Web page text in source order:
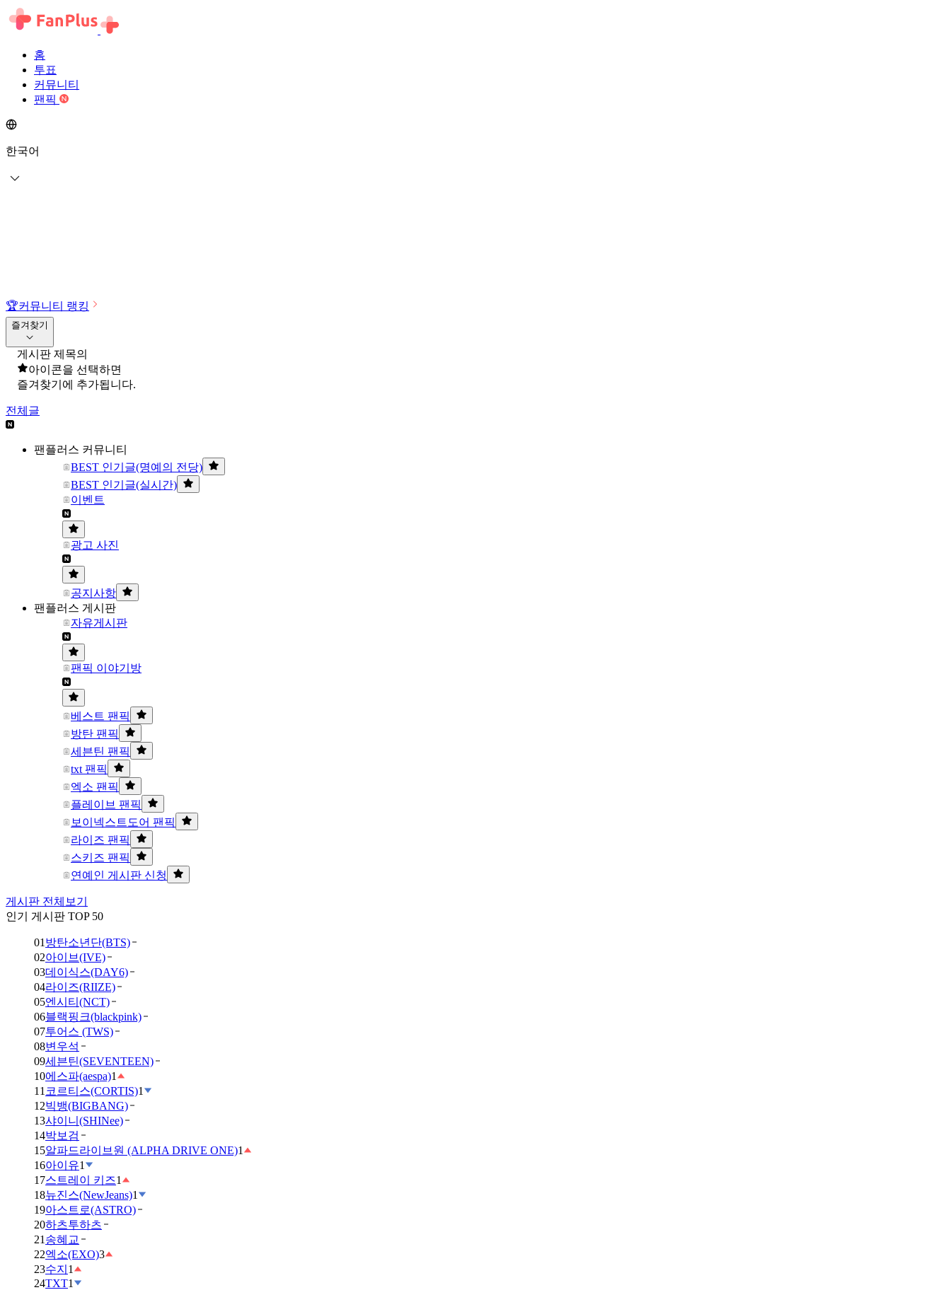
홈
투표
커뮤니티
팬픽
한국어
🏆커뮤니티 랭킹
즐겨찾기
게시판 제목의
아이콘을 선택하면
즐겨찾기에 추가됩니다.
전체글
팬플러스 커뮤니티
BEST 인기글(명예의 전당)
BEST 인기글(실시간)
이벤트
광고 사진
공지사항
팬플러스 게시판
자유게시판
팬픽 이야기방
베스트 팬픽
방탄 팬픽
세븐틴 팬픽
txt 팬픽
엑소 팬픽
플레이브 팬픽
보이넥스트도어 팬픽
라이즈 팬픽
스키즈 팬픽
연예인 게시판 신청
게시판 전체보기
인기 게시판 TOP 50
01 방탄소년단(BTS)
02아이브(IVE)
03데이식스(DAY6)
04라이즈(RIIZE)
05엔시티(NCT)
06블랙핑크(blackpink)
07투어스 (TWS)
08변우석
09세븐틴(SEVENTEEN)
10에스파(aespa)1
11 코르티스(CORTIS)1
12빅뱅(BIGBANG)
13샤이니(SHINee)
14박보검
15알파드라이브원 (ALPHA DRIVE ONE)1
16아이유1
17스트레이 키즈1
18뉴진스(NewJeans)1
19아스트로(ASTRO)
20하츠투하츠
21 송혜교
22엑소(EXO)3
23수지 1
24TXT1